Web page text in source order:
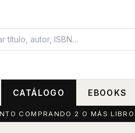
CATÁLOGO EBOOKS
COMPRANDO 2 O MÁS